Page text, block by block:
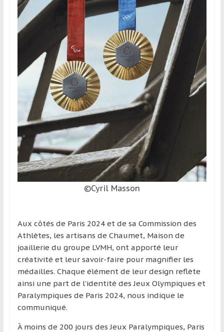
©Cyril Masson
Aux côtés de Paris 2024 et de sa Commission des
Athlètes, les artisans de Chaumet, Maison de
joaillerie du groupe LVMH, ont apporté leur
créativité et leur savoir-faire pour magnifier les
médailles. Chaque élément de leur design reflète
ainsi une part de l’identité des Jeux Olympiques et
Paralympiques de Paris 2024, nous indique le
communiqué.
À moins de 200 jours des Jeux Paralympiques, Paris